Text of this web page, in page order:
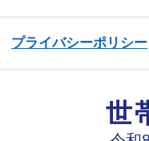
プライバシーポリシー